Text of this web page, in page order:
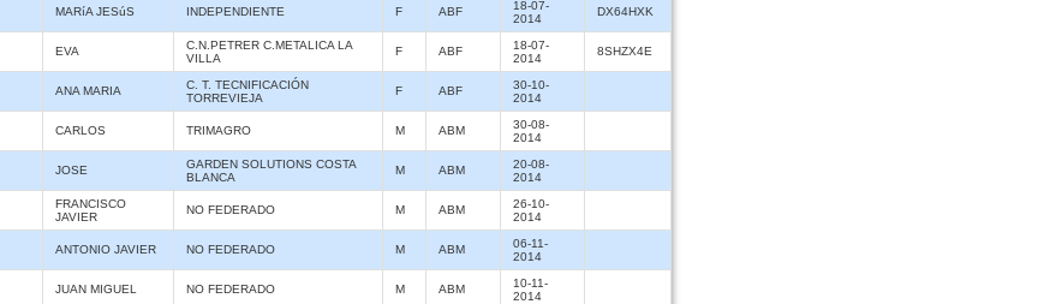
MARíA JESúS INDEPENDIENTE F ABF
18-07-
2014
DX64HXK
EVA
C.N.PETRER C.METALICA LA
VILLA
F ABF
18-07-
2014
8SHZX4E
ANA MARIA
C. T. TECNIFICACIÓN
TORREVIEJA
F ABF
30-10-
2014
CARLOS TRIMAGRO M ABM
30-08-
2014
JOSE
GARDEN SOLUTIONS COSTA
BLANCA
M ABM
20-08-
2014
FRANCISCO
JAVIER
NO FEDERADO M ABM
26-10-
2014
ANTONIO JAVIER NO FEDERADO M ABM
06-11-
2014
JUAN MIGUEL NO FEDERADO M ABM
10-11-
2014